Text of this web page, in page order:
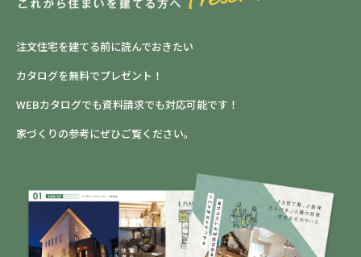
注文住宅を建てる前に読んでおきたい
カタログを無料でプレゼント！
WEBカタログでも資料請求でも対応可能です！
家づくりの参考にぜひご覧ください。